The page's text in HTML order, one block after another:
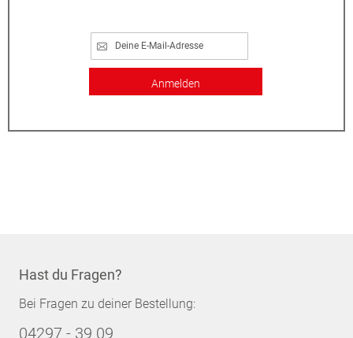
Anmelden
Hast du Fragen?
Bei Fragen zu deiner Bestellung:
04297 - 39 09